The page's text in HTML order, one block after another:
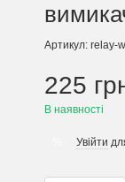
Артикул: relay-
225
В наявності
Увійти